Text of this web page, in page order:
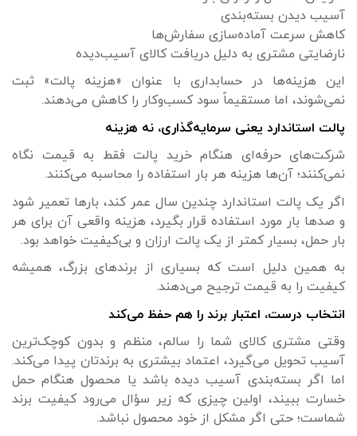
آسیب دیدن بسته‌بندی
کاهش سرعت آماده‌سازی سفارش‌ها
نارضایتی مشتری به دلیل دریافت کالای آسیب‌دیده
این هزینه‌ها در حسابداری با عنوان «هزینه پالت» ثبت
نمی‌شوند، اما مستقیماً سود کسب‌وکار را کاهش می‌دهند.
پالت استاندارد یعنی سرمایه‌گذاری، نه هزینه
شرکت‌های حرفه‌ای هنگام خرید پالت فقط به قیمت نگاه
نمی‌کنند؛ آن‌ها هزینه هر بار استفاده را محاسبه می‌کنند.
اگر یک پالت استاندارد چندین سال عمر کند، بارها تعمیر شود
و صدها بار مورد استفاده قرار بگیرد، هزینه واقعی آن برای هر
بار حمل، بسیار کمتر از یک پالت ارزان و بی‌کیفیت خواهد بود.
به همین دلیل است که بسیاری از برندهای بزرگ، همیشه
کیفیت را به قیمت ترجیح می‌دهند.
انتخاب درست، اعتبار برند را هم حفظ می‌کند
وقتی مشتری کالای شما را سالم، منظم و بدون کوچک‌ترین
آسیب تحویل می‌گیرد، اعتماد بیشتری به برندتان پیدا می‌کند.
اما اگر بسته‌بندی آسیب دیده باشد یا محصول هنگام حمل
خسارت ببیند، اولین چیزی که زیر سؤال می‌رود کیفیت برند
شماست؛ حتی اگر مشکل از خود محصول نباشد.